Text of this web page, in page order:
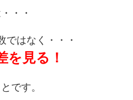
・・
ではなく・・・
を見る！
です。